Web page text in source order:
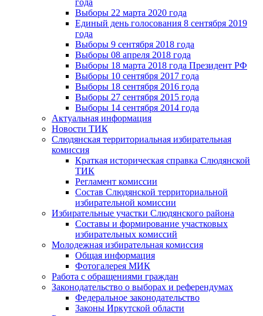
года
Выборы 22 марта 2020 года
Единый день голосования 8 сентября 2019
года
Выборы 9 сентября 2018 года
Выборы 08 апреля 2018 года
Выборы 18 марта 2018 года Президент РФ
Выборы 10 сентября 2017 года
Выборы 18 сентября 2016 года
Выборы 27 сентября 2015 года
Выборы 14 сентября 2014 года
Актуальная информация
Новости ТИК
Слюдянская территориальная избирательная
комиссия
Краткая историческая справка Слюдянской
ТИК
Регламент комиссии
Состав Слюдянской территориальной
избирательной комиссии
Избирательные участки Слюдянского района
Составы и формирование участковых
избирательных комиссий
Молодежная избирательная комиссия
Общая информация
Фотогалерея МИК
Работа с обращениями граждан
Законодательство о выборах и референдумах
Федеральное законодательство
Законы Иркутской области